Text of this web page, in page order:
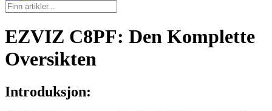
EZVIZ C8PF: Den Komplette
Oversikten
Introduksjon: